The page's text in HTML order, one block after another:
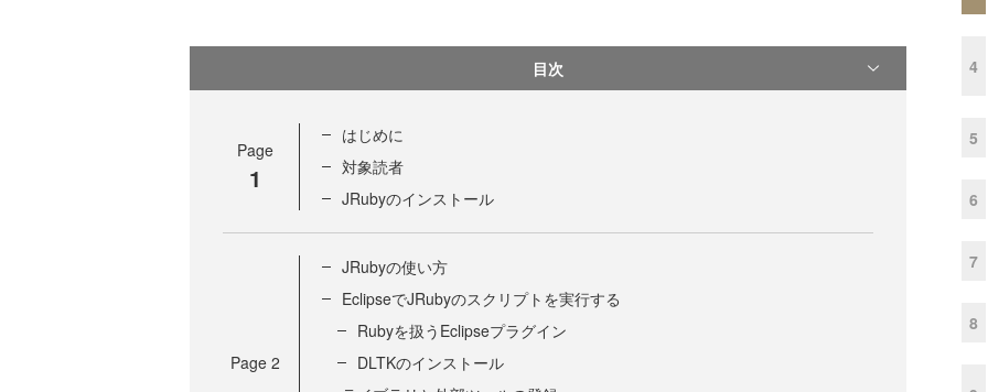
目次
Page
1
はじめに
対象読者
JRubyのインストール
Page 2
JRubyの使い方
EclipseでJRubyのスクリプトを実行する
Rubyを扱うEclipseプラグイン
DLTKのインストール
4
5
6
7
8